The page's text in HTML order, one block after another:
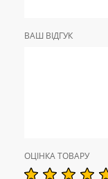
ВАШ ВІДГУК
ОЦІНКА ТОВАРУ